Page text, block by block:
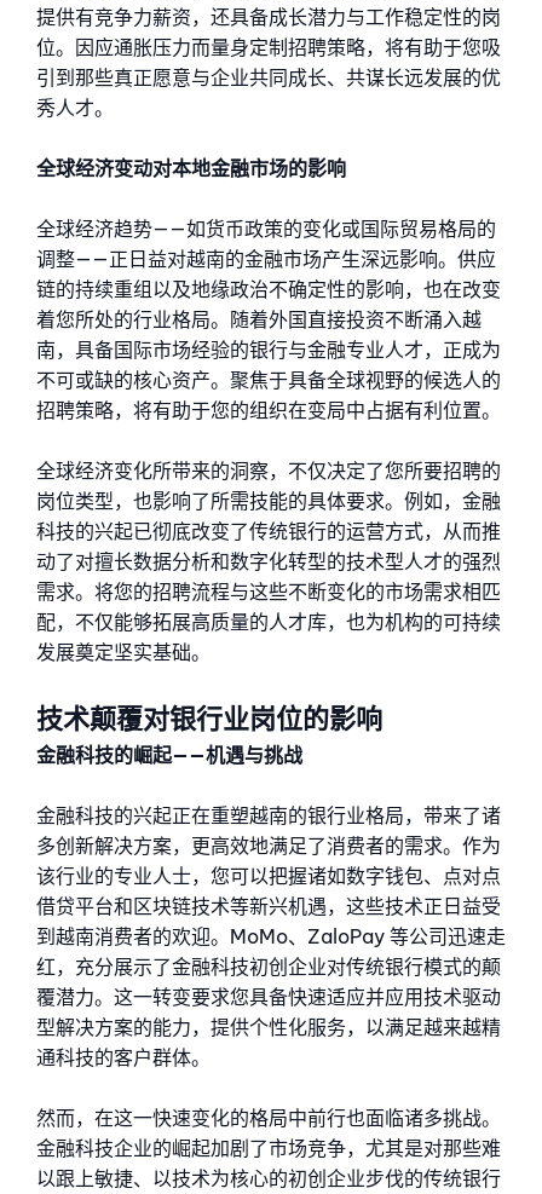
提供有竞争力薪资，还具备成长潜力与工作稳定性的岗
位。因应通胀压力而量身定制招聘策略，将有助于您吸
引到那些真正愿意与企业共同成长、共谋长远发展的优
秀人才。
全球经济变动对本地金融市场的影响
全球经济趋势——如货币政策的变化或国际贸易格局的
调整——正日益对越南的金融市场产生深远影响。供应
链的持续重组以及地缘政治不确定性的影响，也在改变
着您所处的行业格局。随着外国直接投资不断涌入越
南，具备国际市场经验的银行与金融专业人才，正成为
不可或缺的核心资产。聚焦于具备全球视野的候选人的
招聘策略，将有助于您的组织在变局中占据有利位置。
全球经济变化所带来的洞察，不仅决定了您所要招聘的
岗位类型，也影响了所需技能的具体要求。例如，金融
科技的兴起已彻底改变了传统银行的运营方式，从而推
动了对擅长数据分析和数字化转型的技术型人才的强烈
需求。将您的招聘流程与这些不断变化的市场需求相匹
配，不仅能够拓展高质量的人才库，也为机构的可持续
发展奠定坚实基础。
技术颠覆对银行业岗位的影响
金融科技的崛起——机遇与挑战
金融科技的兴起正在重塑越南的银行业格局，带来了诸
多创新解决方案，更高效地满足了消费者的需求。作为
该行业的专业人士，您可以把握诸如数字钱包、点对点
借贷平台和区块链技术等新兴机遇，这些技术正日益受
到越南消费者的欢迎。MoMo、ZaloPay 等公司迅速走
红，充分展示了金融科技初创企业对传统银行模式的颠
覆潜力。这一转变要求您具备快速适应并应用技术驱动
型解决方案的能力，提供个性化服务，以满足越来越精
通科技的客户群体。
然而，在这一快速变化的格局中前行也面临诸多挑战。
金融科技企业的崛起加剧了市场竞争，尤其是对那些难
以跟上敏捷、以技术为核心的初创企业步伐的传统银行